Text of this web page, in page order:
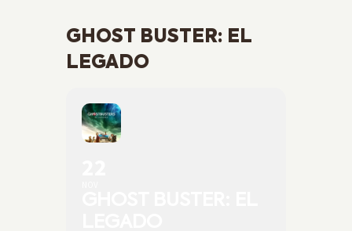
GHOST BUSTER: EL
LEGADO